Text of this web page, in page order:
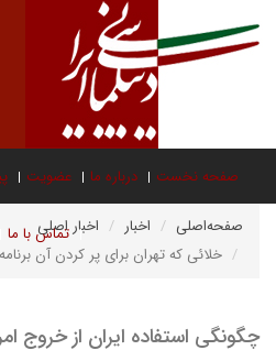
صفحه نخست درباره ما عضویت
تماس با ما صفحه‌اصلی اخبار
اخبار اصلی
خلائی که تهران برای پر کردن آن
چگونگی استفاده ایران از خروج